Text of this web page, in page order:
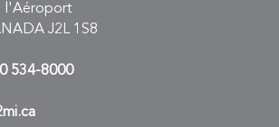
l'Aéroport
J2L 1S8
534-8000